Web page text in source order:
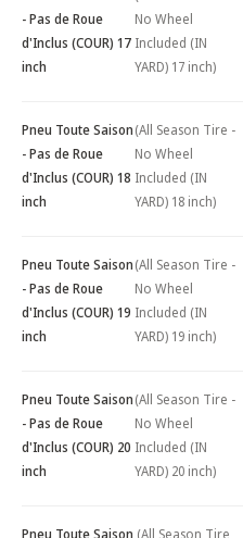
- Pas de Roue
d'Inclus (COUR) 17
inch
No Wheel
Included (IN
YARD) 17 inch)
Pneu Toute Saison
- Pas de Roue
d'Inclus (COUR) 18
inch
(All Season Tire -
No Wheel
Included (IN
YARD) 18 inch)
Pneu Toute Saison
- Pas de Roue
d'Inclus (COUR) 19
inch
(All Season Tire -
No Wheel
Included (IN
YARD) 19 inch)
Pneu Toute Saison
- Pas de Roue
d'Inclus (COUR) 20
inch
(All Season Tire -
No Wheel
Included (IN
YARD) 20 inch)